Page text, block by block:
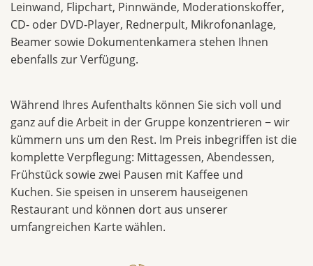
Leinwand, Flipchart, Pinnwände, Moderationskoffer,
CD- oder DVD-Player, Rednerpult, Mikrofonanlage,
Beamer sowie Dokumentenkamera stehen Ihnen
ebenfalls zur Verfügung.
Während Ihres Aufenthalts können Sie sich voll und
ganz auf die Arbeit in der Gruppe konzentrieren − wir
kümmern uns um den Rest. Im Preis inbegriffen ist die
komplette Verpflegung: Mittagessen, Abendessen,
Frühstück sowie zwei Pausen mit Kaffee und
Kuchen. Sie speisen in unserem hauseigenen
Restaurant und können dort aus unserer
umfangreichen Karte wählen.